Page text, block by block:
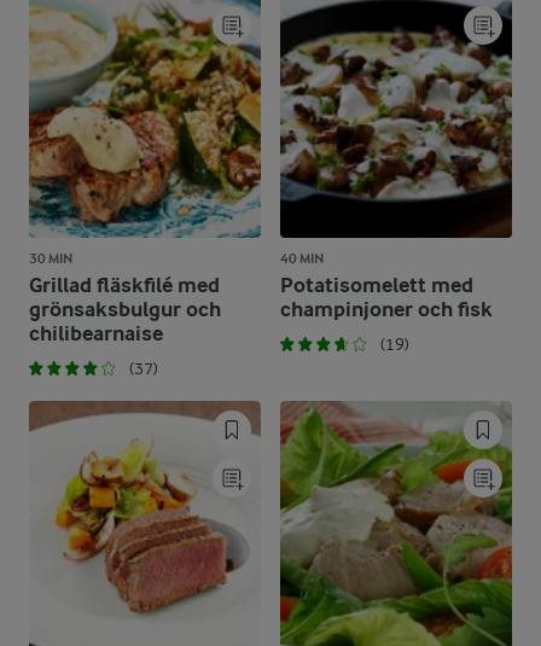
30 MIN
Grillad fläskfilé med
grönsaksbulgur och
chilibearnaise
(37)
40 MIN
Potatisomelett med
champinjoner och fisk
(19)